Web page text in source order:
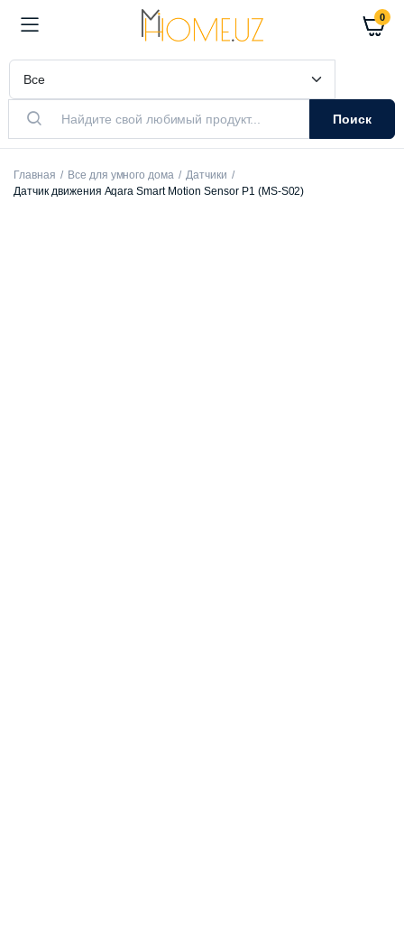
0
Поиск
Главная Все для умного дома
Датчики
Датчик движения Aqara Smart Motion Sensor P1 (MS-S02)